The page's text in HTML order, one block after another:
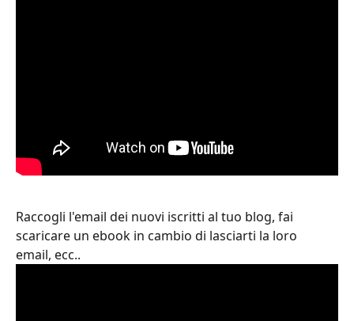
Raccogli l'email dei nuovi iscritti al tuo blog, fai
scaricare un ebook in cambio di lasciarti la loro
email, ecc..